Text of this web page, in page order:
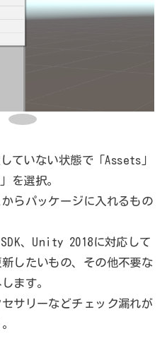
ていない状態で「Assets」
を選択。
らパッケージに入れるもの
、Unity 2018に対応して
したいもの、その他不要な
ます。
サリーなどチェック漏れが